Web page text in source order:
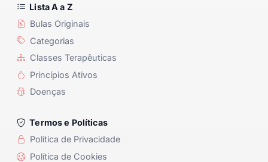
Lista A a Z
Bulas Originais
Categorias
Classes Terapêuticas
Princípios Ativos
Doenças
Termos e Políticas
Política de Privacidade
Política de Cookies